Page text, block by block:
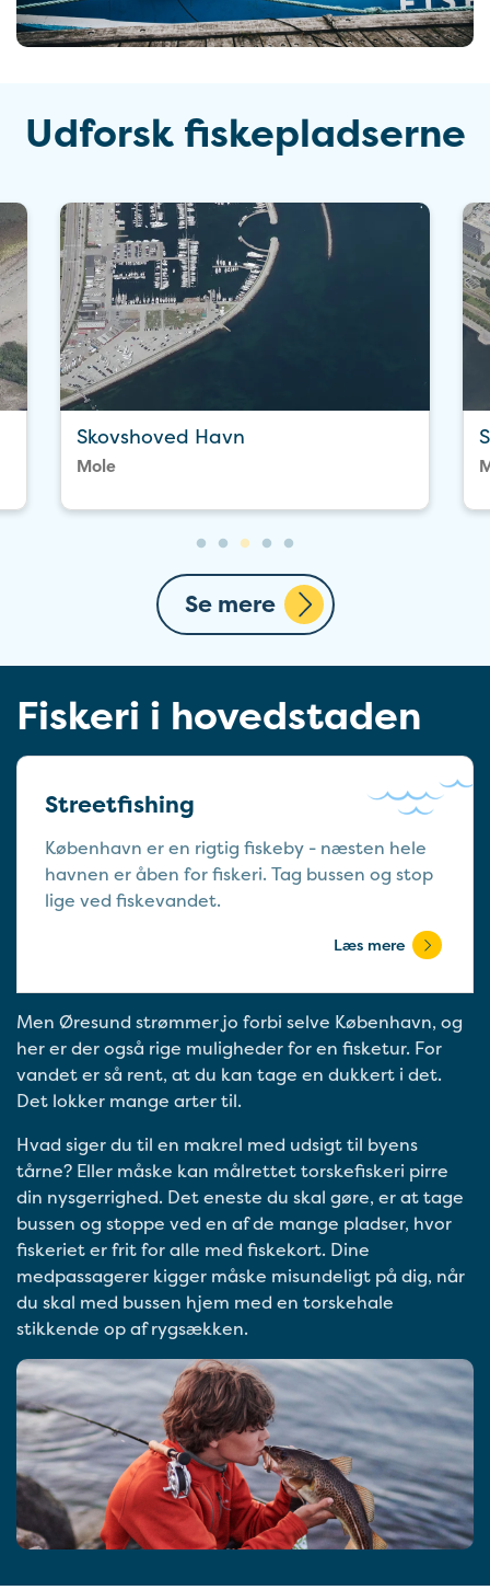
Udforsk fiskepladserne
Skovshoved Havn
Mole
Se mere
Fiskeri i hovedstaden
Streetfishing
København er en rigtig fiskeby - næsten hele
havnen er åben for fiskeri. Tag bussen og stop
lige ved fiskevandet.
Læs mere
Men Øresund strømmer jo forbi selve København, og
her er der også rige muligheder for en fisketur. For
vandet er så rent, at du kan tage en dukkert i det.
Det lokker mange arter til.
Hvad siger du til en makrel med udsigt til byens
tårne? Eller måske kan målrettet torskefiskeri pirre
din nysgerrighed. Det eneste du skal gøre, er at tage
bussen og stoppe ved en af de mange pladser, hvor
fiskeriet er frit for alle med fiskekort. Dine
medpassagerer kigger måske misundeligt på dig, når
du skal med bussen hjem med en torskehale
stikkende op af rygsækken.